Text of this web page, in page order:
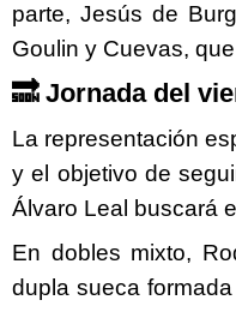
parte, Jesús de
Goulin y Cuevas,
🔜 Jornada del
La representación
y el objetivo de
Álvaro Leal buscará
En dobles mixto,
dupla sueca